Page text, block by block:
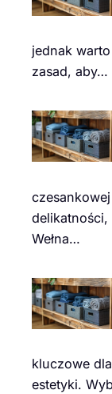
jednak
zasad, aby…
delikatności,
Wełna…
kluczowe
estetyki.